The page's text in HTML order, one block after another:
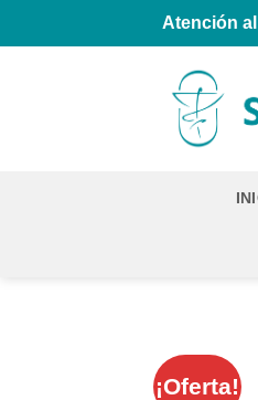
Atención
¡Oferta!